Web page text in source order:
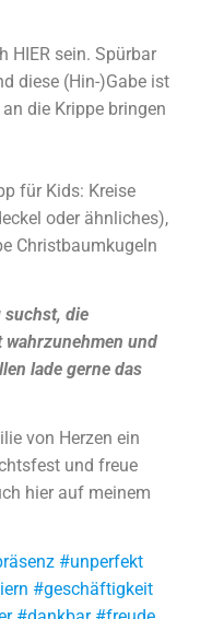
HIER sein. Spürbar
diese (Hin-)Gabe ist
die Krippe bringen
für Kids: Kreise
oder ähnliches),
Christbaumkugeln
suchst, die
und
lade gerne das
von Herzen ein
und freue
hier auf meinem
#unperfekt
#geschäftigkeit